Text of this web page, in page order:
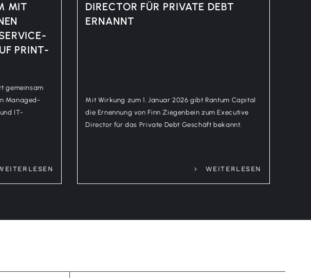
MIT
PRINT-
gemeinsam
Managed-
IT-
DIRECTOR FÜR PRIVATE DEBT
ERNANNT
Mit Wirkung zum 1. Januar 2026 gibt Rantum Capital
die Ernennung von Finn Ziegenbein zum Executive
Director für das Private Debt Geschäft bekannt.
WEITERLESEN